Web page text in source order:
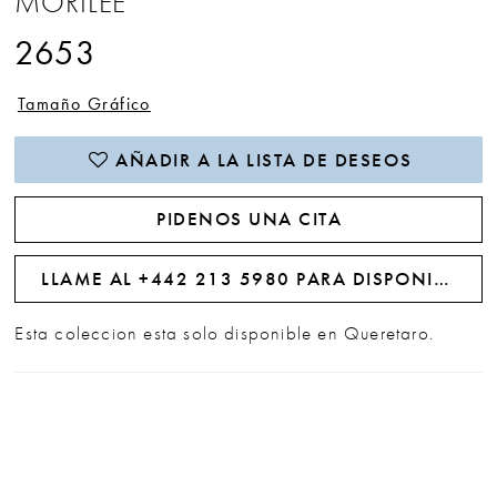
2653
Tamaño Gráfico
AÑADIR A LA LISTA DE DESEOS
PIDENOS UNA CITA
LLAME AL +442 213 5980 PARA DISPONIBILIDAD
Esta coleccion esta solo disponible en Queretaro.